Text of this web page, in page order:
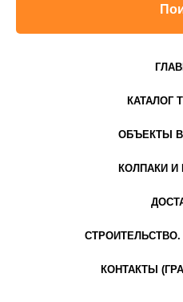
КАТАЛОГ
ОБЪЕКТЫ
КОЛПАКИ И
КОНТАКТЫ